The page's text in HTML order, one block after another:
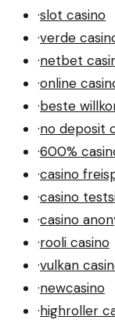
·slot casino
·verde
·netbet
·online
·beste
·no deposit
·600%
·casino
·casino
·casino
·rooli casino
·vulkan
·newcasino
·highroller